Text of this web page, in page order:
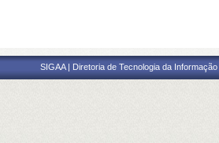
SIGAA | Diretoria de Tecnologia da